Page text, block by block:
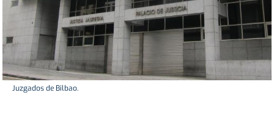
Juzgados de Bilbao.